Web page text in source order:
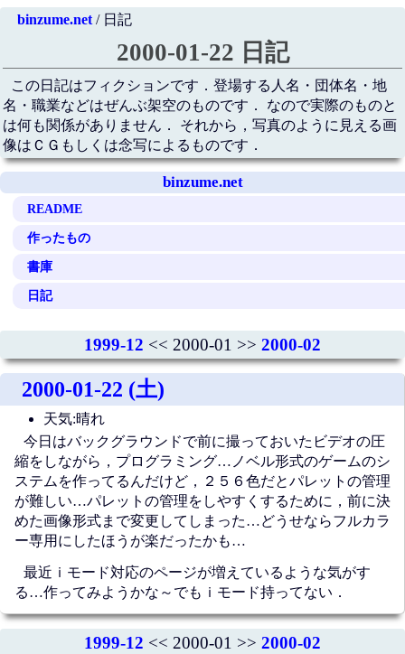
binzume.net/ 日記
2000-01-22 日記
この日記はフィクションです．登場する人名・団体名・地
名・職業などはぜんぶ架空のものです． なので実際のものと
は何も関係がありません． それから，写真のように見える画
像はＣＧもしくは念写によるものです．
binzume.net
README
作ったもの
書庫
日記
1999-12 << 2000-01 >> 2000-02
2000-01-22 (土)
天気:晴れ
今日はバックグラウンドで前に撮っておいたビデオの圧
縮をしながら，プログラミング…ノベル形式のゲームのシ
ステムを作ってるんだけど，２５６色だとパレットの管理
が難しい…パレットの管理をしやすくするために，前に決
めた画像形式まで変更してしまった…どうせならフルカラ
ー専用にしたほうが楽だったかも…
最近ｉモード対応のページが増えているような気がす
る…作ってみようかな～でもｉモード持ってない．
1999-12 << 2000-01 >> 2000-02